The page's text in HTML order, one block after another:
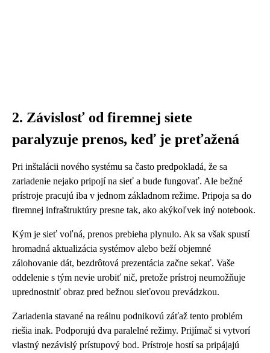
2. Závislosť od firemnej siete
paralyzuje prenos, keď je preťažená
Pri inštalácii nového systému sa často predpokladá, že sa
zariadenie nejako pripojí na sieť a bude fungovať. Ale bežné
prístroje pracujú iba v jednom základnom režime. Pripoja sa do
firemnej infraštruktúry presne tak, ako akýkoľvek iný notebook.
Kým je sieť voľná, prenos prebieha plynulo. Ak sa však spustí
hromadná aktualizácia systémov alebo beží objemné
zálohovanie dát, bezdrôtová prezentácia začne sekať. Vaše
oddelenie s tým nevie urobiť nič, pretože prístroj neumožňuje
uprednostniť obraz pred bežnou sieťovou prevádzkou.
Zariadenia stavané na reálnu podnikovú záťaž tento problém
riešia inak. Podporujú dva paralelné režimy. Prijímač si vytvorí
vlastný nezávislý prístupový bod. Prístroje hostí sa pripájajú